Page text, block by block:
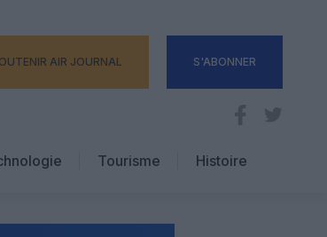
AIR JOURNAL S'ABONNER
Tourisme
Hôtellerie
Histoire